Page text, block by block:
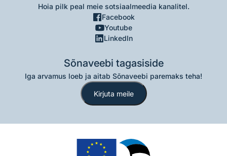
Hoia pilk peal meie sotsiaalmeedia kanalitel.
Facebook
Youtube
LinkedIn
Sõnaveebi tagasiside
Iga arvamus loeb ja aitab Sõnaveebi paremaks teha!
Kirjuta meile